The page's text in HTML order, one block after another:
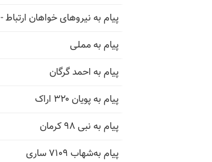
پیام به نیروهای خواهان ارتباط - ۱۶مرداد ۱۴۰۵
پیام به مملی
پیام به احمد گرگان
پیام به پویان ۳۲۰ اراک
پیام به نبی ۹۸ کرمان
پیام به‌شهاب ۷۱۰۹ ساری